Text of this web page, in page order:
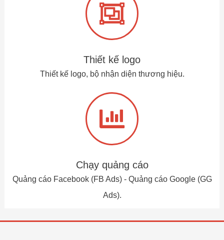
Thiết kế logo
Thiết kế logo, bộ nhận diện thương hiệu.
Chạy quảng cáo
Quảng cáo Facebook (FB Ads) - Quảng cáo Google (GG
Ads).